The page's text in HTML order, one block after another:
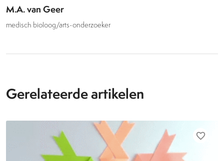
M.A. van Geer
medisch bioloog/arts-onderzoeker
Gerelateerde artikelen
favorite_border